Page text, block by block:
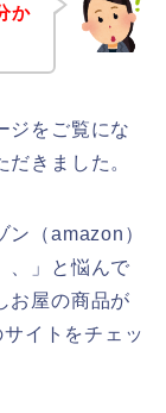
か
ジをご覧にな
きました。
（amazon）
、」と悩んで
お屋の商品が
イトをチェッ